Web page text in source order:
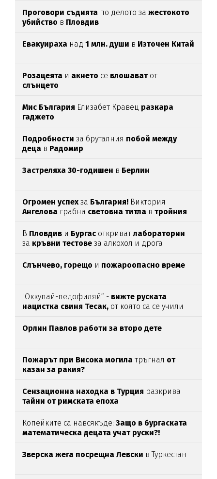
Проговори съдията по делото зажестокото
убийство в Пловдив
Евакуираха над1 млн. души в Източен Китай
Розацеята и акнето се влошават от
слънцето
Мис България Елизабет Кравец разкара
гаджето
Подробностиза бруталния побой между
деца в Радомир
Застреляха 30-годишен в Берлин
Огромен успехза България! Виктория
Ангелова грабна световна титла в тройния
В Пловдив и Бургас откриватлаборатории
за кръвни тестовеза алкохол и дрога
Слънчево, горещо и пожароопасно време
"Оккупай-педофиляй“ - вижте руската
нацистка свиня Тесак, от която са се учили
Орлин Павлов работи за второ дете
Пожарът при Висока могила тръгнал от
казан за ракия?
Сензационна находка в Турция разкрива
тайни от римската епоха
Копейките са навсякъде:Защо в бургаската
математическа децата учат руски?!
Зверска жега посрещна Левски в Туркестан